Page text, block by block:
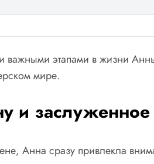
этапами в жизни
мире.
и заслуженное
Анна сразу привлекла